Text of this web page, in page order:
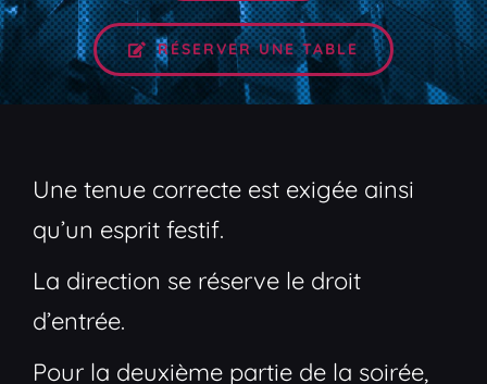
RÉSERVER UNE TABLE
Une tenue correcte est exigée ainsi
qu’un esprit festif.
La direction se réserve le droit
d’entrée.
Pour la deuxième partie de la soirée,